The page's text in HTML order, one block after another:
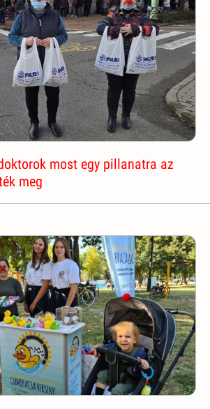
most egy pillanatra az
meg